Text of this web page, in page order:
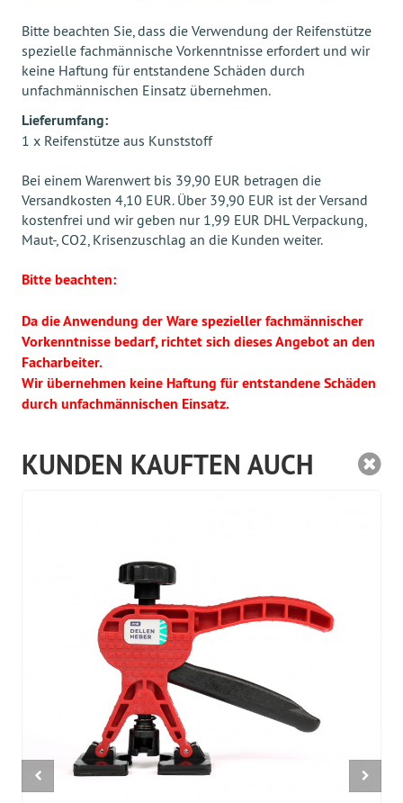
Bitte beachten Sie, dass die Verwendung der Reifenstütze
spezielle fachmännische Vorkenntnisse erfordert und wir
keine Haftung für entstandene Schäden durch
unfachmännischen Einsatz übernehmen.
Lieferumfang:
1 x Reifenstütze aus Kunststoff
Bei einem Warenwert bis 39,90 EUR betragen die
Versandkosten 4,10 EUR. Über 39,90 EUR ist der Versand
kostenfrei und wir geben nur 1,99 EUR DHL Verpackung,
Maut-, CO2, Krisenzuschlag an die Kunden weiter.
Bitte beachten:
Da die Anwendung der Ware spezieller fachmännischer
Vorkenntnisse bedarf, richtet sich dieses Angebot an den
Facharbeiter.
Wir übernehmen keine Haftung für entstandene Schäden
durch unfachmännischen Einsatz.
KUNDEN KAUFTEN AUCH